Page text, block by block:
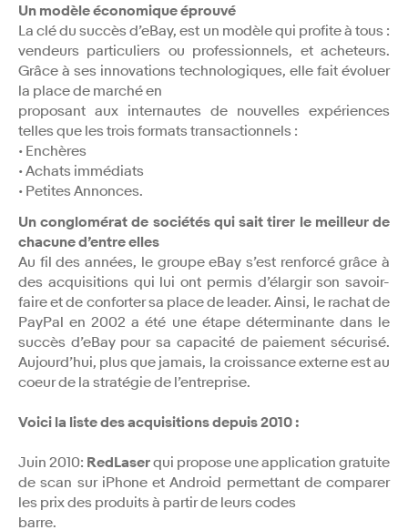
Un modèle économique éprouvé
La clé du succès d’eBay, est un modèle qui profite à tous :
vendeurs particuliers ou professionnels, et acheteurs.
Grâce à ses innovations technologiques, elle fait évoluer
la place de marché en
proposant aux internautes de nouvelles expériences
telles que les trois formats transactionnels :
• Enchères
• Achats immédiats
• Petites Annonces.
Un conglomérat de sociétés qui sait tirer le meilleur de
chacune d’entre elles
Au fil des années, le groupe eBay s’est renforcé grâce à
des acquisitions qui lui ont permis d’élargir son savoir-
faire et de conforter sa place de leader. Ainsi, le rachat de
PayPal en 2002 a été une étape déterminante dans le
succès d’eBay pour sa capacité de paiement sécurisé.
Aujourd’hui, plus que jamais, la croissance externe est au
coeur de la stratégie de l’entreprise.
Voici la liste des acquisitions depuis 2010 :
Juin 2010: RedLaserqui propose une application gratuite
de scan sur iPhone et Android permettant de comparer
les prix des produits à partir de leurs codes
barre.